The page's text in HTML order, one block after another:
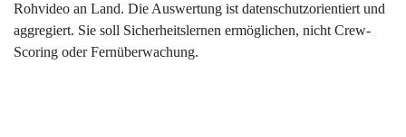
Rohvideo an Land. Die Auswertung ist datenschutzorientiert und
aggregiert. Sie soll Sicherheitslernen ermöglichen, nicht Crew-
Scoring oder Fernüberwachung.